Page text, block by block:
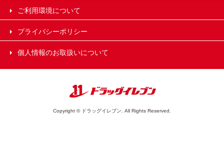
ご利用環境について
プライバシーポリシー
個人情報のお取扱いについて
Copyright © ドラッグイレブン. All Rights Reserved.